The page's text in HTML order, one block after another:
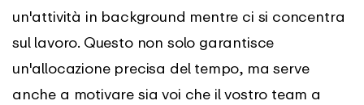
un'attività in background mentre ci si concentra
sul lavoro. Questo non solo garantisce
un'allocazione precisa del tempo, ma serve
anche a motivare sia voi che il vostro team a